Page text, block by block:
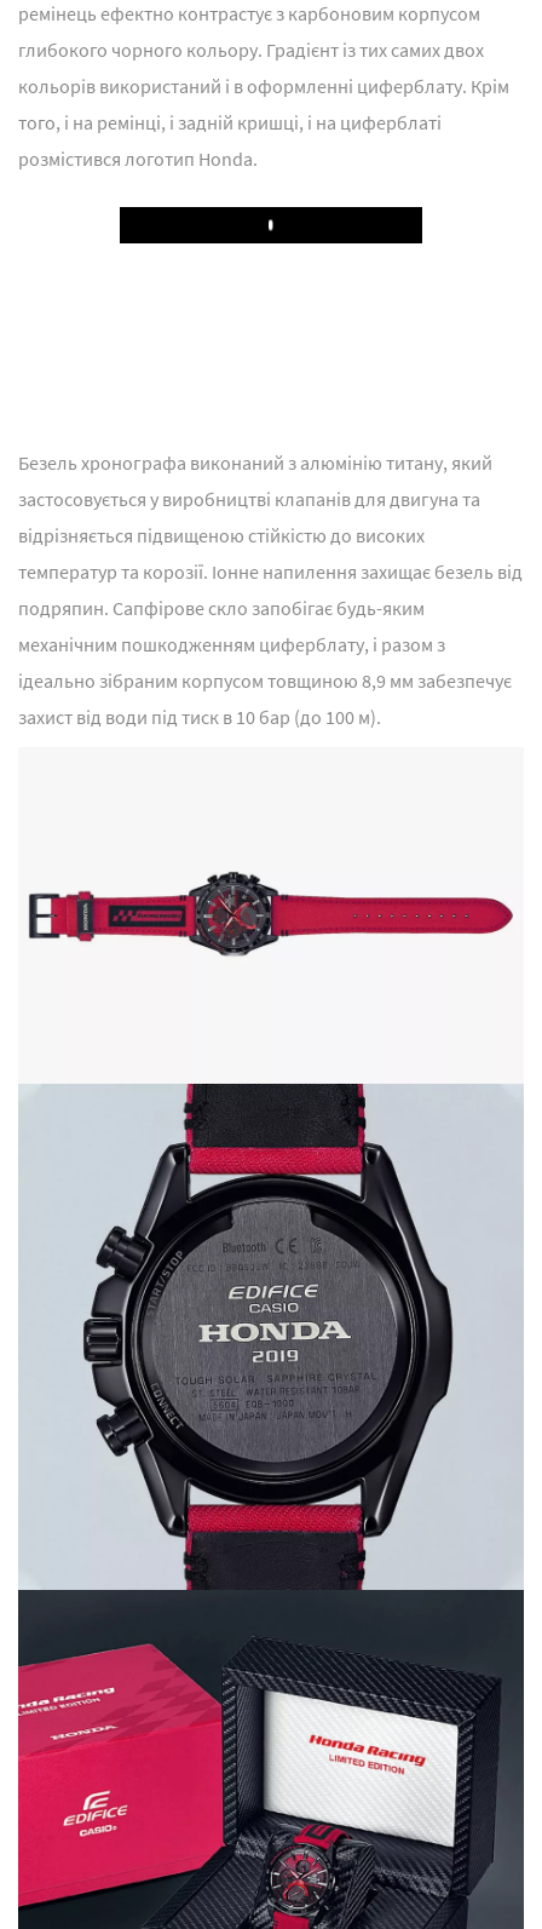
ремінець ефектно контрастує з карбоновим корпусом
глибокого чорного кольору. Градієнт із тих самих двох
кольорів використаний і в оформленні циферблату. Крім
того, і на ремінці, і задній кришці, і на циферблаті
розмістився логотип Honda.
Play
Безель хронографа виконаний з алюмінію титану, який
застосовується у виробництві клапанів для двигуна та
відрізняється підвищеною стійкістю до високих
температур та корозії. Іонне напилення захищає безель від
подряпин. Сапфірове скло запобігає будь-яким
механічним пошкодженням циферблату, і разом з
ідеально зібраним корпусом товщиною 8,9 мм забезпечує
захист від води під тиск в 10 бар (до 100 м).